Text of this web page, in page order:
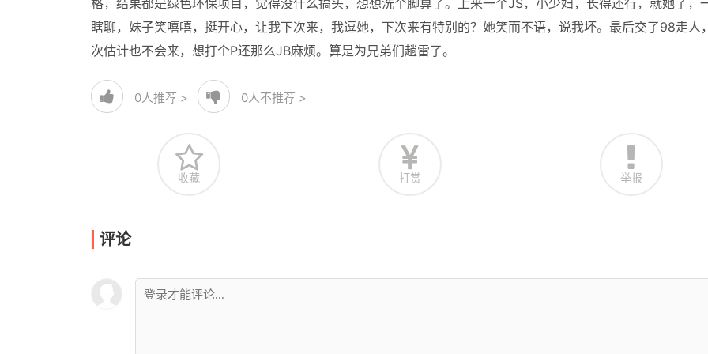
格，结果都是绿色环保项目，觉得没什么搞头，想想洗个脚算了。上来一个JS，小少妇，长得还行，就她了，
瞎聊，妹子笑嘻嘻，挺开心，让我下次来，我逗她，下次来有特别的？她笑而不语，说我坏。最后交了98走人
次估计也不会来，想打个P还那么JB麻烦。算是为兄弟们趟雷了。
0人推荐 > 0人不推荐 >
收藏 打赏 举报
评论